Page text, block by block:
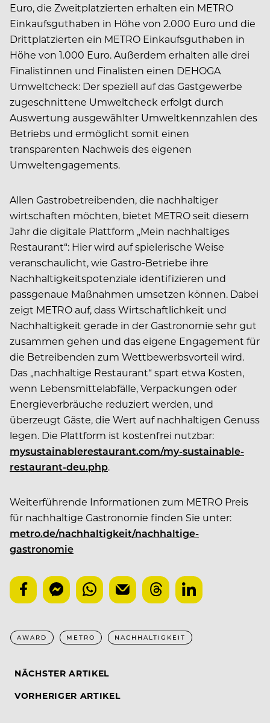
Euro, die Zweitplatzierten erhalten ein METRO
Einkaufsguthaben in Höhe von 2.000 Euro und die
Drittplatzierten ein METRO Einkaufsguthaben in
Höhe von 1.000 Euro. Außerdem erhalten alle drei
Finalistinnen und Finalisten einen DEHOGA
Umweltcheck: Der speziell auf das Gastgewerbe
zugeschnittene Umweltcheck erfolgt durch
Auswertung ausgewählter Umweltkennzahlen des
Betriebs und ermöglicht somit einen
transparenten Nachweis des eigenen
Umweltengagements.
Allen Gastrobetreibenden, die nachhaltiger
wirtschaften möchten, bietet METRO seit diesem
Jahr die digitale Plattform „Mein nachhaltiges
Restaurant“: Hier wird auf spielerische Weise
veranschaulicht, wie Gastro-Betriebe ihre
Nachhaltigkeitspotenziale identifizieren und
passgenaue Maßnahmen umsetzen können. Dabei
zeigt METRO auf, dass Wirtschaftlichkeit und
Nachhaltigkeit gerade in der Gastronomie sehr gut
zusammen gehen und das eigene Engagement für
die Betreibenden zum Wettbewerbsvorteil wird.
Das „nachhaltige Restaurant“ spart etwa Kosten,
wenn Lebensmittelabfälle, Verpackungen oder
Energieverbräuche reduziert werden, und
überzeugt Gäste, die Wert auf nachhaltigen Genuss
legen. Die Plattform ist kostenfrei nutzbar:
mysustainablerestaurant.com/my-sustainable-
restaurant-deu.php.
Weiterführende Informationen zum METRO Preis
für nachhaltige Gastronomie finden Sie unter:
metro.de/nachhaltigkeit/nachhaltige-
gastronomie
AWARD METRO NACHHALTIGKEIT
NÄCHSTER ARTIKEL
VORHERIGER ARTIKEL